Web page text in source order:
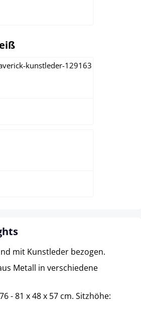
auswählen
mit Kunstleder bezogen.
Metall in verschiedene
- 81 x 48 x 57 cm. Sitzhöhe: